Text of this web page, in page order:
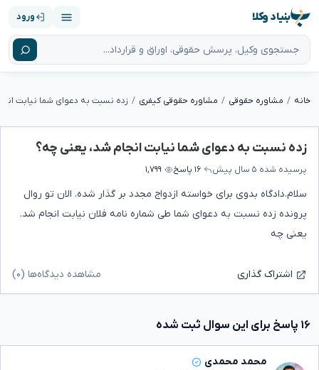
بنیاد وکلا ورود
خانه مشاوره حقوقی مشاوره حقوقی کیفری زده نسبت به دعوای شما نیابت
زده نسبت به دعوای شما نیابت انجام شد، یعنی چه؟
پرسیده شده ۵ سال پیش ۱۶ پاسخ ۱,۷۹۹
سلام.دادگاه بدوی برای خواسته ازدواج مجدد بر گذار شده. الان تو روال
پرونده زده نسبت به دعوای شما طی شماره نامه فلان نیابت انجام شد.
یعنی چه
اشتراک گذاری مشاهده دیدگاه‌ها (۰)
۱۶ پاسخ برای این سوال ثبت شده
محمد محمدی